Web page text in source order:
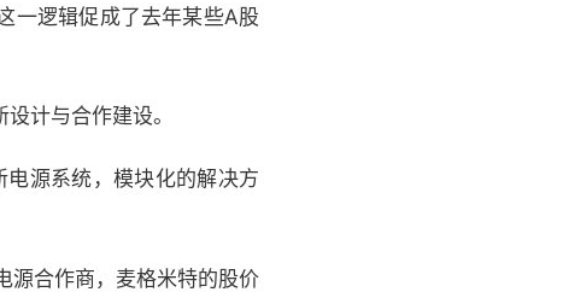
一逻辑促成了去年某些A股
计与合作建设。
源系统，模块化的解决方
源合作商，麦格米特的股价